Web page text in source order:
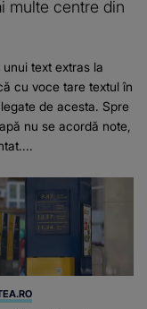
multe centre din
text extras la
cu voce tare textul în
de acesta. Spre
nu se acordă note,